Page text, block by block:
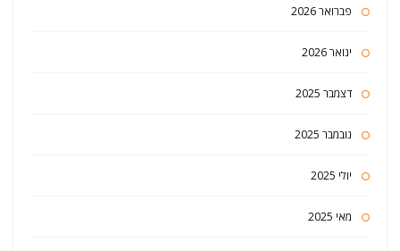
פברואר 2026
ינואר 2026
דצמבר 2025
נובמבר 2025
יולי 2025
מאי 2025